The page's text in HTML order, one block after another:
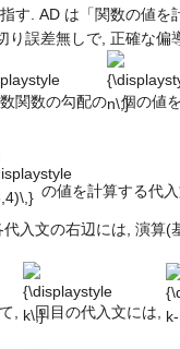
す. AD は「関数の値を
誤差無しで, 正確な偏
関数の勾配の
n\,}
個の値
の値を計算する代
入文の右辺には, 演算(
,
k\,}
回目の代入文には,
k-